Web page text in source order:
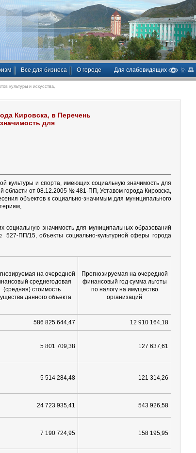
Все для бизнеса О городе Для слабовидящих
культуры и искусства,
Кировска, в Перечень
для
культуры и спорта, имеющих социальную значимость для
от 08.12.2005 № 481-ПП, Уставом города Кировска,
объектов к социально-значимым для муниципального
социальную значимость для муниципальных образований
ПП/15, объекты социально-культурной сферы города
на очередной
среднегодовая
(средняя) стоимость
данного объекта
Прогнозируемая на очередной
финансовый год сумма льготы
по налогу на имущество
организаций
586 825 644,47 12 910 164,18
5 801 709,38 127 637,61
5 514 284,48 121 314,26
24 723 935,41 543 926,58
7 190 724,95 158 195,95